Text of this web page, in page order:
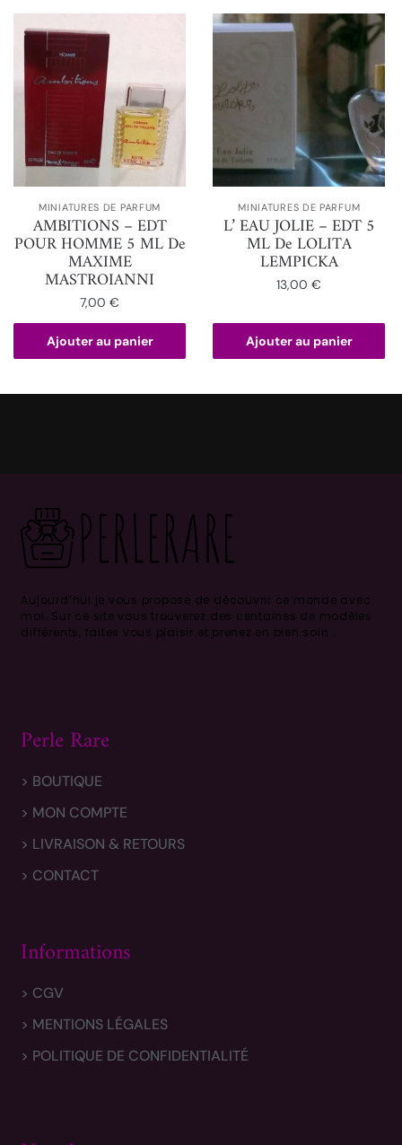
MINIATURES DE PARFUM
AMBITIONS – EDT
POUR HOMME 5 ML De
MAXIME
MASTROIANNI
7,00€
Ajouter au panier
MINIATURES DE PARFUM
L’ EAU JOLIE – EDT 5
ML De LOLITA
LEMPICKA
13,00€
Ajouter au panier
Aujourd’hui je vous propose de découvrir ce monde avec
moi. Sur ce site vous trouverez des centaines de modèles
différents, faites vous plaisir et prenez en bien soin .
Perle Rare
> BOUTIQUE
> MON COMPTE
> LIVRAISON & RETOURS
> CONTACT
Informations
> CGV
> MENTIONS LÉGALES
> POLITIQUE DE CONFIDENTIALITÉ